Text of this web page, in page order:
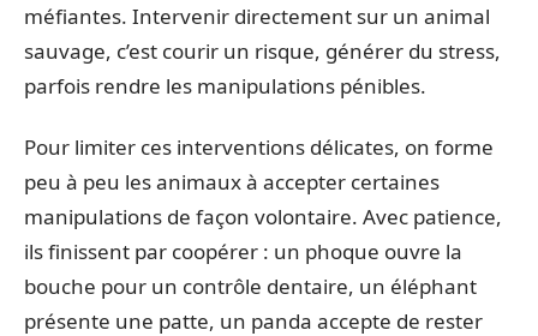
méfiantes. Intervenir directement sur un animal
sauvage, c’est courir un risque, générer du stress,
parfois rendre les manipulations pénibles.
Pour limiter ces interventions délicates, on forme
peu à peu les animaux à accepter certaines
manipulations de façon volontaire. Avec patience,
ils finissent par coopérer : un phoque ouvre la
bouche pour un contrôle dentaire, un éléphant
présente une patte, un panda accepte de rester